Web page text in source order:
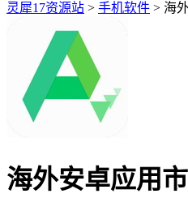
灵犀17资源站 > 手机软件 > 海
海外安卓应用